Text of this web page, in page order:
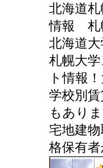
北海道
情報 札
北海道
札幌大
ト情報
学校別
もありま
宅地建
格保有